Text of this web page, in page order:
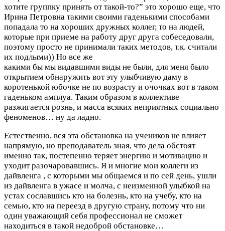
хотите группку принять от такой-то?” это хорошо еще, что
Ирина Петровна такими своими гаденькими способами
попадала то на хороших дружных коллег, то на людей,
которые при приеме на работу друг друга собеседовали,
поэтому просто не принимали таких методов, т.к. считали
их подлыми)) Но все же
какими бы мы видавшими виды не были, для меня было
открытием обнаружить вот эту улыбчивую даму в
коротенькой юбочке не по возрасту и очочках вот в таком
гаденьком амплуа. Таким образом в коллективе
разжигается рознь, и масса всяких неприятных социально
феноменов… ну да ладно.
Естественно, вся эта обстановка на учеников не влияет
напрямую, но преподаватель зная, что дела обстоят
именно так, постепенно теряет энергию и мотивацию и
уходит разочаровавшись. Я и многие мои коллеги из
дайвленга , с которыми мы общаемся и по сей день, ушли
из дайвленга в ужасе и молча, с неизменной улыбкой на
устах сославшись кто на болезнь, кто на учебу, кто на
семью, кто на переезд в другую страну, потому что ни
один уважающий себя профессионал не сможет
находиться в такой недоброй обстановке…